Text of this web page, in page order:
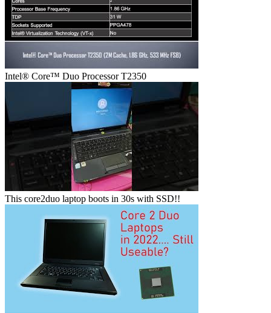
Intel® Core™ Duo Processor T2350
This core2duo laptop boots in 30s with SSD!!